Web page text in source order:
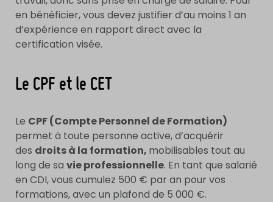
en bénéficier, vous devez justifier d’au moins 1 an
d’expérience en rapport direct avec la
certification visée.
Le CPF et le CET
Le CPF (Compte Personnel de Formation)
permet à toute personne active, d’acquérir
des droits à la formation, mobilisables tout au
long de sa vie professionnelle. En tant que salarié
en CDI, vous cumulez 500 € par an pour vos
formations, avec un plafond de 5 000 €.